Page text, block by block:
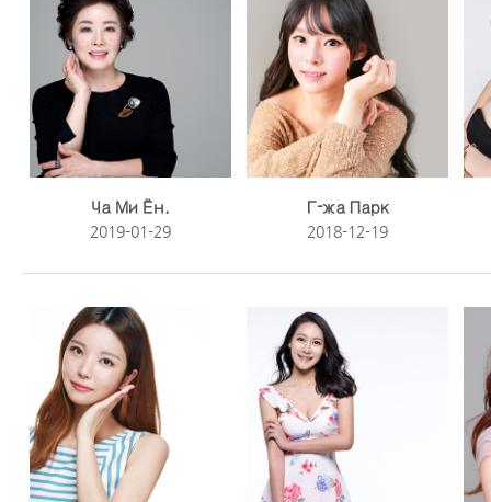
Ча Ми Ён.
2019-01-29
Г-жа Парк
2018-12-19